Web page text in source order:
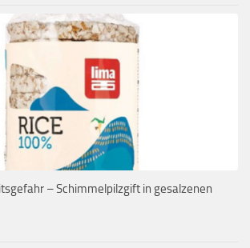
– Schimmelpilzgift in gesalzenen